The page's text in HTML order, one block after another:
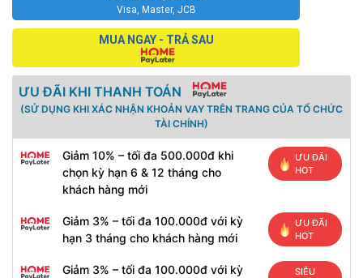
Visa, Master, JCB
MUA NGAY - TRẢ SAU
ƯU ĐÃI KHI THANH TOÁN
(SỬ DỤNG KHI XÁC NHẬN KHOẢN VAY TRÊN TRANG CỦA TỔ CHỨC
TÀI CHÍNH)
Giảm 10% – tối đa 500.000đ khi
chọn kỳ hạn 6 & 12 tháng cho
khách hàng mới
ƯU ĐÃI
HOT
Giảm 3% – tối đa 100.000đ với kỳ
hạn 3 tháng cho khách hàng mới
ƯU ĐÃI
HOT
Giảm 3% – tối đa 100.000đ với kỳ
SIÊU